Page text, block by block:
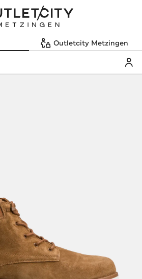
Outletcity Metzingen